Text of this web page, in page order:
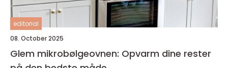
editorial
08. October 2025
Glem mikrobølgeovnen: Opvarm dine rester